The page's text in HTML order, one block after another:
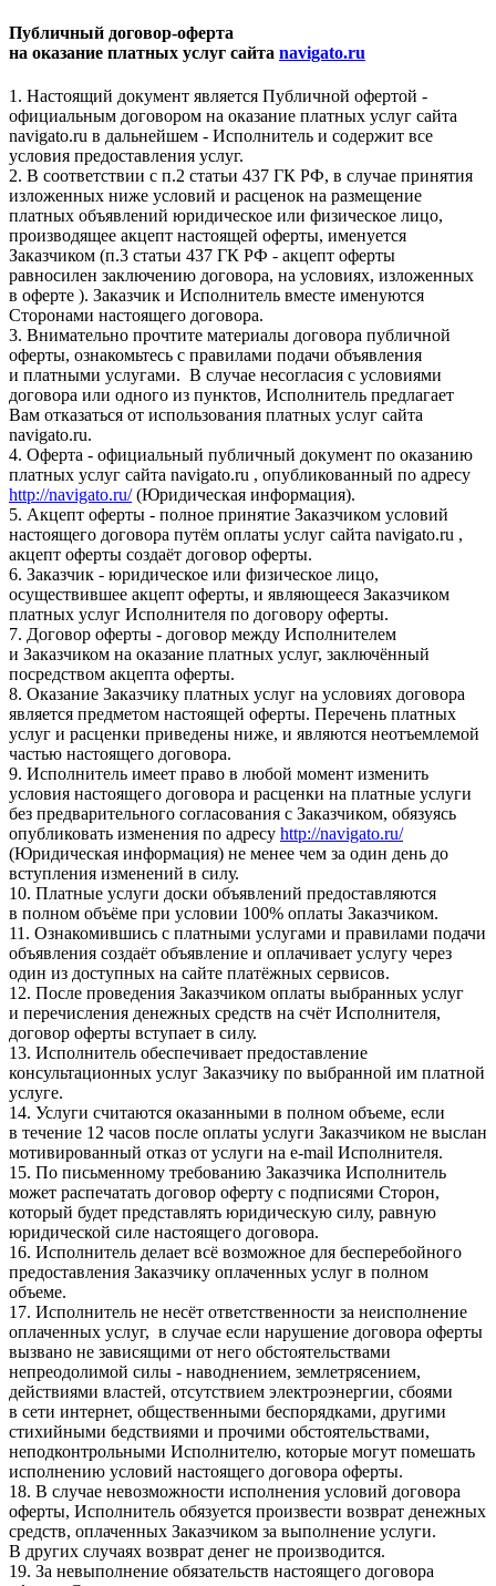
Публичный договор-оферта
на оказание платных услуг сайта navigato.ru
1. Настоящий документ является Публичной офертой -
официальным договором на оказание платных услуг сайта
navigato.ru в дальнейшем - Исполнитель и содержит все
условия предоставления услуг.
2. В соответствии с п.2 статьи 437 ГК РФ, в случае принятия
изложенных ниже условий и расценок на размещение
платных объявлений юридическое или физическое лицо,
производящее акцепт настоящей оферты, именуется
Заказчиком (п.3 статьи 437 ГК РФ - акцепт оферты
равносилен заключению договора, на условиях, изложенных
в оферте ). Заказчик и Исполнитель вместе именуются
Сторонами настоящего договора.
3. Внимательно прочтите материалы договора публичной
оферты, ознакомьтесь с правилами подачи объявления
и платными услугами. В случае несогласия с условиями
договора или одного из пунктов, Исполнитель предлагает
Вам отказаться от использования платных услуг сайта
navigato.ru.
4. Оферта - официальный публичный документ по оказанию
платных услуг сайта navigato.ru , опубликованный по адресу
http://navigato.ru/(Юридическая информация).
5. Акцепт оферты - полное принятие Заказчиком условий
настоящего договора путём оплаты услуг сайта navigato.ru ,
акцепт оферты создаёт договор оферты.
6. Заказчик - юридическое или физическое лицо,
осуществившее акцепт оферты, и являющееся Заказчиком
платных услуг Исполнителя по договору оферты.
7. Договор оферты - договор между Исполнителем
и Заказчиком на оказание платных услуг, заключённый
посредством акцепта оферты.
8. Оказание Заказчику платных услуг на условиях договора
является предметом настоящей оферты. Перечень платных
услуг и расценки приведены ниже, и являются неотъемлемой
частью настоящего договора.
9. Исполнитель имеет право в любой момент изменить
условия настоящего договора и расценки на платные услуги
без предварительного согласования с Заказчиком, обязуясь
опубликовать изменения по адресу http://navigato.ru/
(Юридическая информация) не менее чем за один день до
вступления изменений в силу.
10. Платные услуги доски объявлений предоставляются
в полном объёме при условии 100% оплаты Заказчиком.
11. Ознакомившись с платными услугами и правилами подачи
объявления создаёт объявление и оплачивает услугу через
один из доступных на сайте платёжных сервисов.
12. После проведения Заказчиком оплаты выбранных услуг
и перечисления денежных средств на счёт Исполнителя,
договор оферты вступает в силу.
13. Исполнитель обеспечивает предоставление
консультационных услуг Заказчику по выбранной им платной
услуге.
14. Услуги считаются оказанными в полном объеме, если
в течение 12 часов после оплаты услуги Заказчиком не выслан
мотивированный отказ от услуги на e-mail Исполнителя.
15. По письменному требованию Заказчика Исполнитель
может распечатать договор оферту с подписями Сторон,
который будет представлять юридическую силу, равную
юридической силе настоящего договора.
16. Исполнитель делает всё возможное для бесперебойного
предоставления Заказчику оплаченных услуг в полном
объеме.
17. Исполнитель не несёт ответственности за неисполнение
оплаченных услуг, в случае если нарушение договора оферты
вызвано не зависящими от него обстоятельствами
непреодолимой силы - наводнением, землетрясением,
действиями властей, отсутствием электроэнергии, сбоями
в сети интернет, общественными беспорядками, другими
стихийными бедствиями и прочими обстоятельствами,
неподконтрольными Исполнителю, которые могут помешать
исполнению условий настоящего договора оферты.
18. В случае невозможности исполнения условий договора
оферты, Исполнитель обязуется произвести возврат денежных
средств, оплаченных Заказчиком за выполнение услуги.
В других случаях возврат денег не производится.
19. За невыполнение обязательств настоящего договора